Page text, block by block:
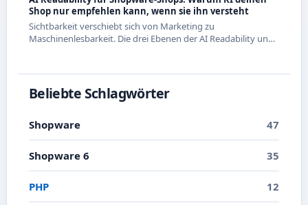
Shop nur empfehlen kann, wenn sie ihn versteht
Sichtbarkeit verschiebt sich von Marketing zu
Maschinenlesbarkeit. Die drei Ebenen der AI Readability und
Beliebte Schlagwörter
Shopware 47
Shopware 6 35
PHP 12